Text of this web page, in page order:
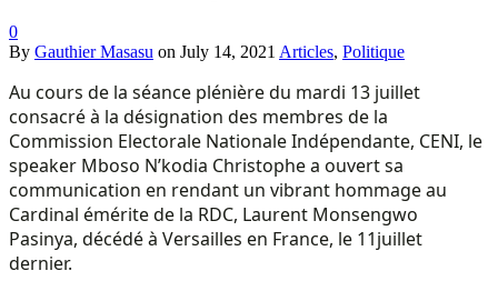
0
By Gauthier Masasu on July 14, 2021 Articles, Politique
Au cours de la séance plénière du mardi 13 juillet
consacré à la désignation des membres de la
Commission Electorale Nationale Indépendante, CENI, le
speaker Mboso N’kodia Christophe a ouvert sa
communication en rendant un vibrant hommage au
Cardinal émérite de la RDC, Laurent Monsengwo
Pasinya, décédé à Versailles en France, le 11juillet
dernier.